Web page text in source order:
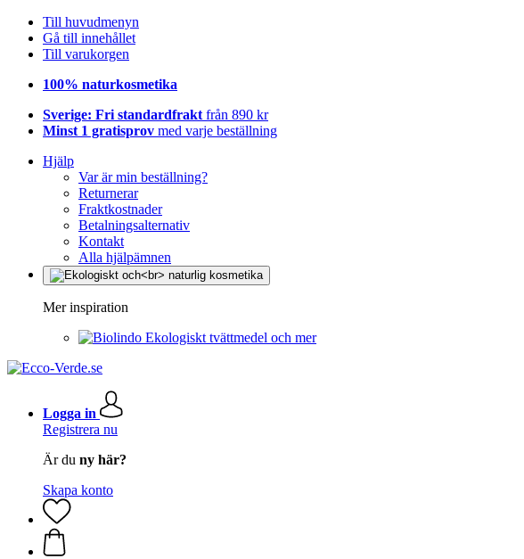
Till huvudmenyn
Gå till innehållet
Till varukorgen
100% naturkosmetika
Sverige: Fri standardfrakt från 890 kr
Minst 1 gratisprov med varje beställning
Hjälp
Var är min beställning?
Returnerar
Fraktkostnader
Betalningsalternativ
Kontakt
Alla hjälpämnen
Mer inspiration
Ekologiskt tvättmedel och mer
Logga in
Registrera nu
Är du ny här?
Skapa konto